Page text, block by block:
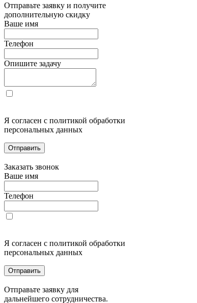
Отправьте заявку и получите
дополнительную скидку
Ваше имя
Телефон
Опишите задачу
Я согласен с политикой обработки
персональных данных
Отправить
Заказать звонок
Ваше имя
Телефон
Я согласен с политикой обработки
персональных данных
Отправить
Отправьте заявку для
дальнейшего сотрудничества.